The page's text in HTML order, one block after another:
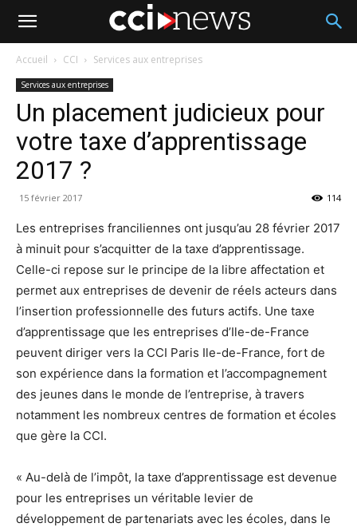
Accueil CCI Services aux entreprises
Services aux entreprises
Un placement judicieux pour
votre taxe d’apprentissage
2017 ?
15 février 2017 114
Les entreprises franciliennes ont jusqu’au 28 février 2017
à minuit pour s’acquitter de la taxe d’apprentissage.
Celle-ci repose sur le principe de la libre affectation et
permet aux entreprises de devenir de réels acteurs dans
l’insertion professionnelle des futurs actifs. Une taxe
d’apprentissage que les entreprises d’Ile-de-France
peuvent diriger vers la CCI Paris Ile-de-France, fort de
son expérience dans la formation et l’accompagnement
des jeunes dans le monde de l’entreprise, à travers
notamment les nombreux centres de formation et écoles
que gère la CCI.
« Au-delà de l’impôt, la taxe d’apprentissage est devenue
pour les entreprises un véritable levier de
développement de partenariats avec les écoles, dans le